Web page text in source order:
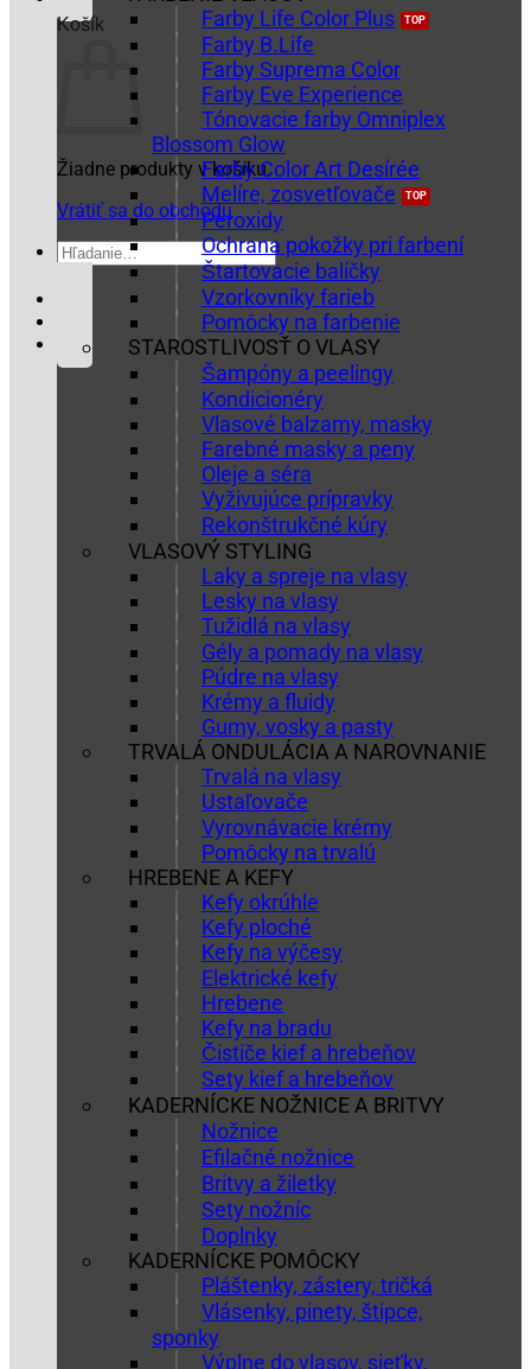
Košík
Žiadne produkty v košíku.
Vrátiť sa do obchodu
Hľadať:
Farby Life Color Plus
Farby B.Life
Farby Suprema Color
Farby Eve Experience
Tónovacie farby Omniplex
Blossom Glow
Farby Color Art Desírée
Melíre, zosvetľovače
Peroxidy
Ochrana pokožky pri farbení
Štartovacie balíčky
Vzorkovníky farieb
Pomôcky na farbenie
STAROSTLIVOSŤ O VLASY
Šampóny a peelingy
Kondicionéry
Vlasové balzamy, masky
Farebné masky a peny
Oleje a séra
Vyživujúce prípravky
Rekonštrukčné kúry
VLASOVÝ STYLING
Laky a spreje na vlasy
Lesky na vlasy
Tužidlá na vlasy
Gély a pomady na vlasy
Púdre na vlasy
Krémy a fluidy
Gumy, vosky a pasty
TRVALÁ ONDULÁCIA A NAROVNANIE
Trvalá na vlasy
Ustaľovače
Vyrovnávacie krémy
Pomôcky na trvalú
HREBENE A KEFY
Kefy okrúhle
Kefy ploché
Kefy na výčesy
Elektrické kefy
Hrebene
Kefy na bradu
Čističe kief a hrebeňov
Sety kief a hrebeňov
KADERNÍCKE NOŽNICE A BRITVY
Nožnice
Efilačné nožnice
Britvy a žiletky
Sety nožníc
Doplnky
KADERNÍCKE POMÔCKY
Pláštenky, zástery, tričká
Vlásenky, pinety, štipce,
sponky
Výplne do vlasov, sieťky,